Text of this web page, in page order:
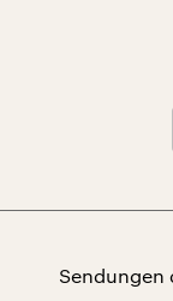
Sendungen